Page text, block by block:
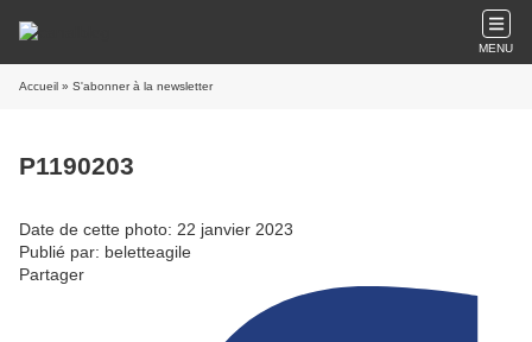
MENU
Accueil » S'abonner à la newsletter
P1190203
Date de cette photo: 22 janvier 2023
Publié par: beletteagile
Partager